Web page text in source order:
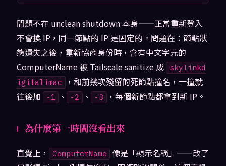
問題不在 unclean shutdown 本身——正常重新登入
不會換 IP，同一節點的 IP 是固定的。問題在：節點狀
態遺失之後，重新協商身份時，含有中文字元的
ComputerName 被 Tailscale sanitize 成
skylinkd
igitalimac ，和前幾次殘留的死節點撞名，一撞就
往後加
-1 、 -2 、 -3 ，每個新節點都拿到新 IP。
為什麼第一時間沒看出來
直覺上， ComputerName
像是「顯示名稱」——改了